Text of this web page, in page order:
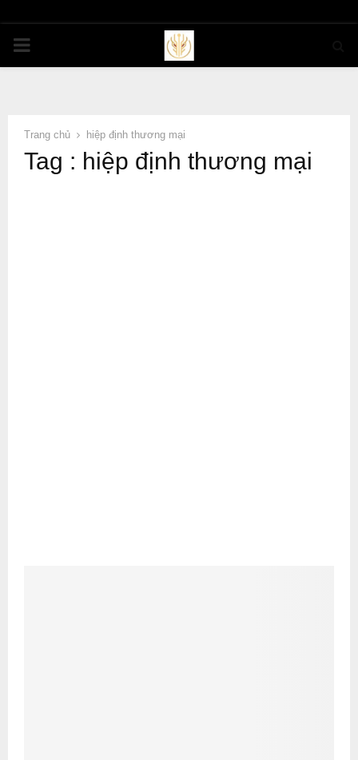
PRIMARY
Trang chủ hiệp định thương mại
Tag : hiệp định thương mại